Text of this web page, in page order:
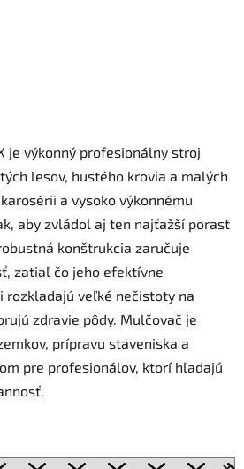
je výkonný profesionálny stroj
lesov, hustého krovia a malých
a vysoko výkonnému
aby zvládol aj ten najťažší porast
konštrukcia zaručuje
zatiaľ čo jeho efektívne
rozkladajú veľké nečistoty na
zdravie pôdy. Mulčovač je
prípravu staveniska a
pre profesionálov, ktorí hľadajú